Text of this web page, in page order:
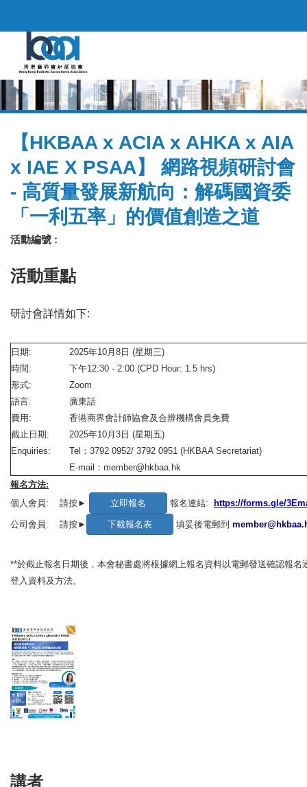
【HKBAA x ACIA x AHKA x AIA
x IAE X PSAA】 網路視頻研討會
- 高質量發展新航向：解碼國資委
「一利五率」的價值創造之道
活動編號 :
活動重點
研討會詳情如下:
日期:
2025年10月8日 (星期三)
時間:
下午12:30 - 2:00 (CPD Hour: 1.5 hrs)
形式:
Zoom
語言:
廣東話
費用:
香港商界會計師協會及合辨機構會員免費
截止日期:
2025年10月3日 (星期五)
Enquiries:
Tel：3792 0952/ 3792 0951 (HKBAA Secretariat)
E-mail：member@hkbaa.hk
報名方法:
個人會員:
請按► 報名連結: https://forms.gle/
公司會員: 請按► 填妥後電郵到
**於截止報名日期後，本會秘書處將根據網上報名資料以電郵發送確認報名
登入資料及方法。
講者